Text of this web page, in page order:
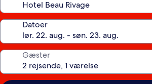
Datoer
Gæster